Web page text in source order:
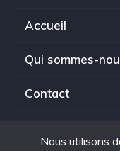
Accueil
Qui sommes-
Contact
Nous utilisons